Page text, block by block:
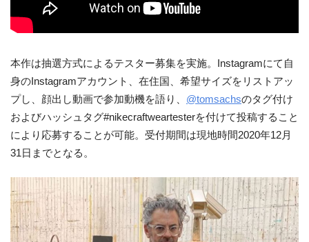
本作は抽選方式によるテスター募集を実施。Instagramにて自
身のInstagramアカウント、在住国、希望サイズをリストアッ
プし、顔出し動画で参加動機を語り、 @tomsachsのタグ付け
およびハッシュタグ#nikecraftweartesterを付けて投稿すること
により応募することが可能。受付期間は現地時間2020年12月
31日までとなる。